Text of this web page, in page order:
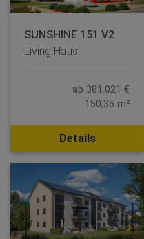
SUNSHINE 151 V2
Living Haus
ab 381.021 €
150,35 m²
Details